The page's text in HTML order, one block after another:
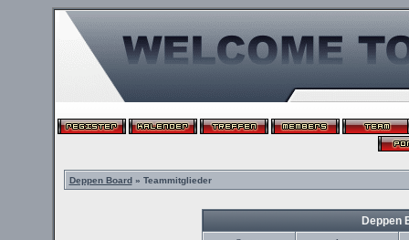
Deppen Board» Teammitglieder
Deppen